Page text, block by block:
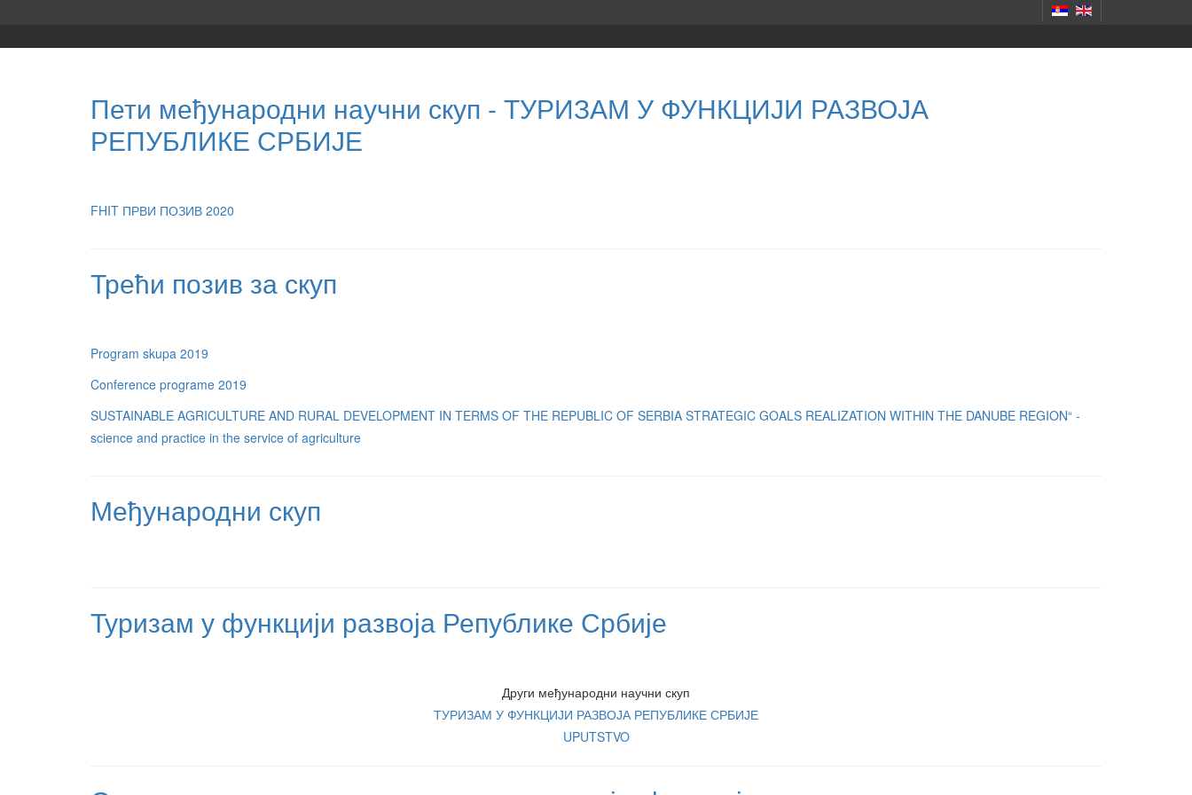
Пети међународни научни скуп - ТУРИЗАМ У ФУНКЦИЈИ РАЗВОЈА
РЕПУБЛИКЕ СРБИЈЕ
FHIT ПРВИ ПОЗИВ 2020
Трећи позив за скуп
Program skupa 2019
Conference programe 2019
SUSTAINABLE AGRICULTURE AND RURAL DEVELOPMENT IN TERMS OF THE REPUBLIC OF SERBIA STRATEGIC GOALS REALIZATION WITHIN THE DANUBE REGION“ -
science and practice in the service of agriculture
Међународни скуп
Туризам у функцији развоја Републике Србије
Други међународни научни скуп
ТУРИЗАМ У ФУНКЦИЈИ РАЗВОЈА РЕПУБЛИКЕ СРБИЈЕ
UPUTSTVO